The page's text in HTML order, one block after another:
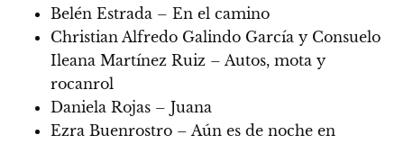
Belén Estrada – En el camino
Christian Alfredo Galindo García y Consuelo
Ileana Martínez Ruiz – Autos, mota y
rocanrol
Daniela Rojas – Juana
Ezra Buenrostro – Aún es de noche en